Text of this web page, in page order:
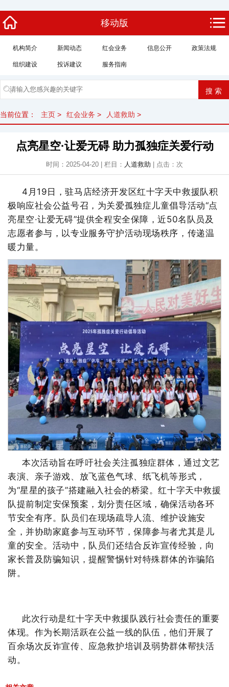
移动版
机构简介 新闻动态 红会业务 信息公开 政策法规
组织建设 投诉建议 服务指南
当前位置： 主页 > 红会业务 > 人道救助 >
点亮星空·让爱无碍 助力孤独症关爱行动
时间：2025-04-20 | 栏目： 人道救助 | 点击： 次
4月19日，驻马店经济开发区红十字天中救援队积
极响应社会公益号召，为关爱孤独症儿童倡导活动“点
亮星空·让爱无碍”提供全程安全保障，近50名队员及
志愿者参与，以专业服务守护活动现场秩序，传递温
暖力量。
本次活动旨在呼吁社会关注孤独症群体，通过文艺
表演、亲子游戏、放飞蓝色气球、纸飞机等形式，
为“星星的孩子”搭建融入社会的桥梁。红十字天中救援
队提前制定安保预案，划分责任区域，确保活动各环
节安全有序。队员们在现场疏导人流、维护设施安
全，并协助家庭参与互动环节，保障参与者尤其是儿
童的安全。活动中，队员们还结合反诈宣传经验，向
家长普及防骗知识，提醒警惕针对特殊群体的诈骗陷
阱。
此次行动是红十字天中救援队践行社会责任的重要
体现。作为长期活跃在公益一线的队伍，他们开展了
百余场次反诈宣传、应急救护培训及弱势群体帮扶活
动。